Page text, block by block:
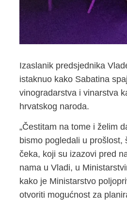
Izaslanik predsjednika
istaknuo kako Sabatina
vinogradarstva i vinarstva
hrvatskog naroda.
„Čestitam na tome i želim
bismo pogledali u
čeka, koji su izazovi pred
nama u Vladi, u
kako je Ministarstvo
otvoriti mogućnost za